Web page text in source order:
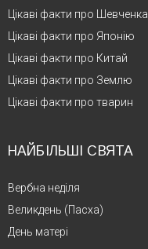
Цікаві факти про Шевченка
Цікаві факти про Японію
Цікаві факти про Китай
Цікаві факти про Землю
Цікаві факти про тварин
НАЙБІЛЬШІ СВЯТА
Вербна неділя
Великдень (Пасха)
День матері